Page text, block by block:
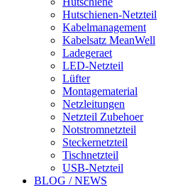
Hutschienen-Netzteil
Kabelmanagement
Kabelsatz MeanWell
Ladegeraet
LED-Netzteil
Lüfter
Montagematerial
Netzleitungen
Netzteil Zubehoer
Notstromnetzteil
Steckernetzteil
Tischnetzteil
USB-Netzteil
BLOG / NEWS